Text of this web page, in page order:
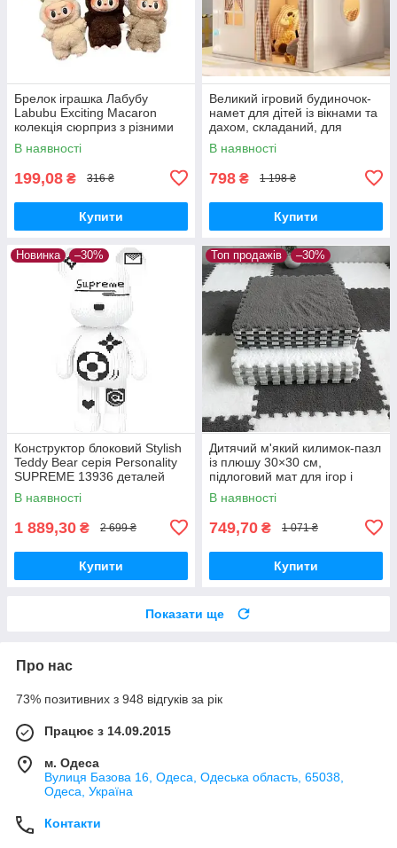
Брелок іграшка Лабубу
Labubu Exciting Macaron
колекція сюрприз з різними
кольорами
В наявності
199,08 ₴ 316 ₴
Купити
Великий ігровий будиночок-
намет для дітей із вікнами та
дахом, складаний, для
приміщення та вулиці
В наявності
798 ₴ 1 198 ₴
Купити
Новинка –30%
Конструктор блоковий Stylish
Teddy Bear серія Personality
SUPREME 13936 деталей
В наявності
1 889,30 ₴ 2 699 ₴
Купити
Топ продажів –30%
Дитячий м'який килимок-пазл
із плюшу 30×30 см,
підлоговий мат для ігор і
повзання, набір 10 шт., білий/
сірий
В наявності
749,70 ₴ 1 071 ₴
Купити
Показати ще
Про нас
73% позитивних з 948 відгуків за рік
Працює з 14.09.2015
м. Одеса
Вулиця Базова 16, Одеса, Одеська область, 65038,
Одеса, Україна
Контакти